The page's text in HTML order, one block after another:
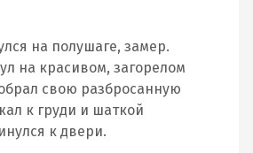
на полушаге, замер.
на красивом, загорелом
свою разбросанную
к груди и шаткой
к двери.